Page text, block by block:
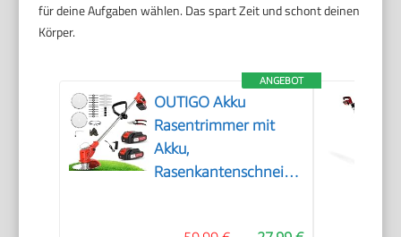
für deine Aufgaben wählen. Das spart Zeit und schont deinen
Körper.
ANGEBOT
OUTIGO Akku
Rasentrimmer mit
Akku,
Rasenkantenschneider